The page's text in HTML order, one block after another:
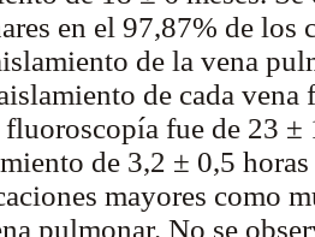
en el 97,87% de los
de la vena
de cada
fue de 23
de 3,2 ± 0,5
mayores como
pulmonar. No se